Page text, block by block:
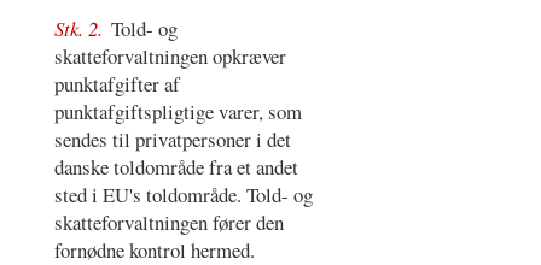
Stk. 2. Told- og
skatteforvaltningen opkræver
punktafgifter af
punktafgiftspligtige varer, som
sendes til privatpersoner i det
danske toldområde fra et andet
sted i EU's toldområde. Told- og
skatteforvaltningen fører den
fornødne kontrol hermed.